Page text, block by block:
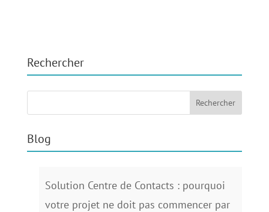
Rechercher
Blog
Solution Centre de Contacts : pourquoi
votre projet ne doit pas commencer par